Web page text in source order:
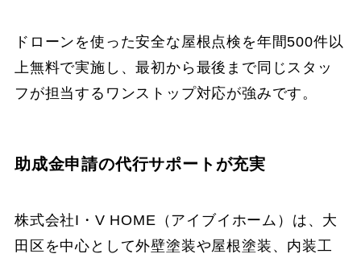
ドローンを使った安全な屋根点検を年間500件以
上無料で実施し、最初から最後まで同じスタッ
フが担当するワンストップ対応が強みです。
助成金申請の代行サポートが充実
株式会社I・V HOME（アイブイホーム）は、大
田区を中心として外壁塗装や屋根塗装、内装工